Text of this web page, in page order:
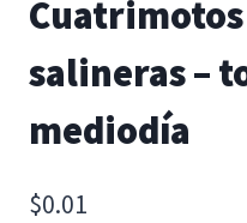
salineras –
mediodía
$0.01